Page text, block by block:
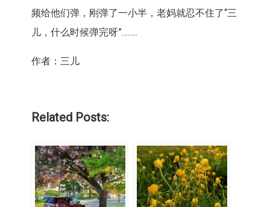
频给他们弹，刚弹了一小半， 老妈就忍不住了“三
儿，什么时候弹完呀”……..
作者：三儿
Related Posts: